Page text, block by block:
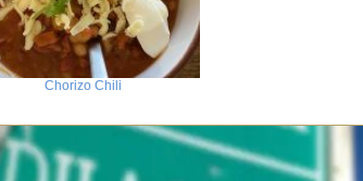
Chorizo Chili